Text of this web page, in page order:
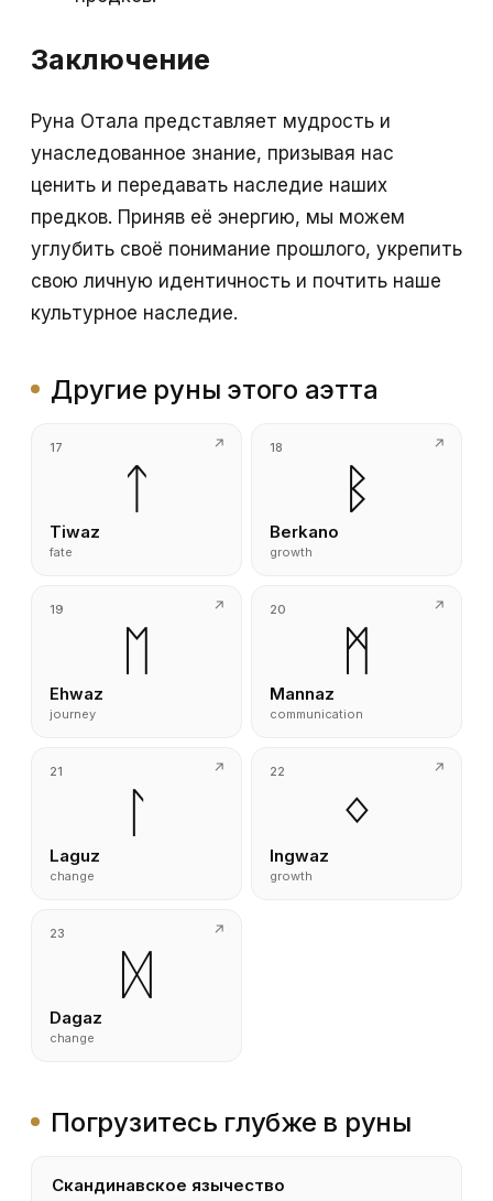
Заключение
Руна Отала представляет мудрость и
унаследованное знание, призывая нас
ценить и передавать наследие наших
предков. Приняв её энергию, мы можем
углубить своё понимание прошлого, укрепить
свою личную идентичность и почтить наше
культурное наследие.
Другие руны этого аэтта
17
ᛏ
Tiwaz
fate
18
ᛒ
Berkano
growth
19
ᛖ
Ehwaz
journey
20
ᛗ
Mannaz
communication
21
ᛚ
Laguz
change
22
ᛜ
Ingwaz
growth
23
ᛞ
Dagaz
change
Погрузитесь глубже в руны
Скандинавское язычество